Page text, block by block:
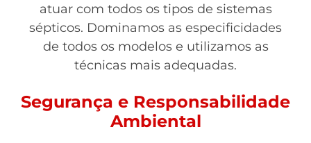
atuar com todos os tipos de sistemas
sépticos. Dominamos as especificidades
de todos os modelos e utilizamos as
técnicas mais adequadas.
Segurança e Responsabilidade
Ambiental